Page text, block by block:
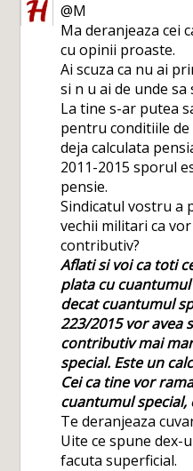
@M
Ma deranjeaza cei
cu opinii proaste.
Ai scuza ca nu ai
si n u ai de unde
La tine s-ar putea
pentru conditiile de
deja calculata
2011-2015 sporul
pensie.
Sindicatul vostru a
vechii militari ca
contributiv?
Aflati si voi ca toti
plata cu
decat cuantumul
223/2015 vor avea
contributiv mai
special. Este un
Cei ca tine vor
cuantumul
Te deranjeaza
Uite ce spune dex-
facuta superficial.